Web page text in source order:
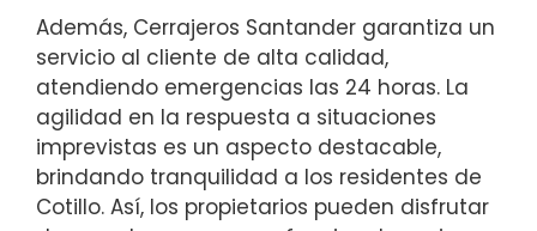
Además, Cerrajeros Santander garantiza un
servicio al cliente de alta calidad,
atendiendo emergencias las 24 horas. La
agilidad en la respuesta a situaciones
imprevistas es un aspecto destacable,
brindando tranquilidad a los residentes de
Cotillo. Así, los propietarios pueden disfrutar